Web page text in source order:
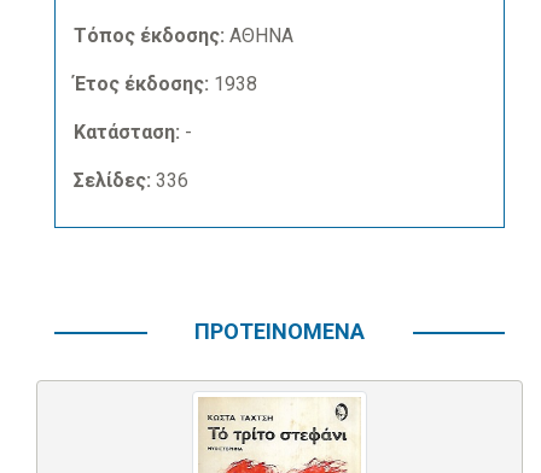
Τόπος έκδοσης: ΑΘΗΝΑ
Έτος έκδοσης: 1938
Κατάσταση: -
Σελίδες: 336
ΠΡΟΤΕΙΝΟΜΕΝΑ